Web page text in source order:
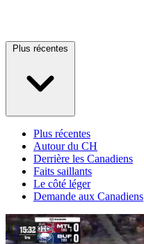
Plus récentes
Plus récentes
Autour du CH
Derrière les Canadiens
Faits saillants
Le côté léger
Demande aux Canadiens